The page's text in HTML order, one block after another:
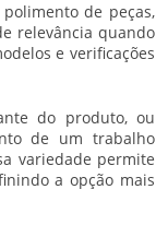
de peças,
relevância quando
e verificações
do produto, ou
de um trabalho
variedade permite
a opção mais